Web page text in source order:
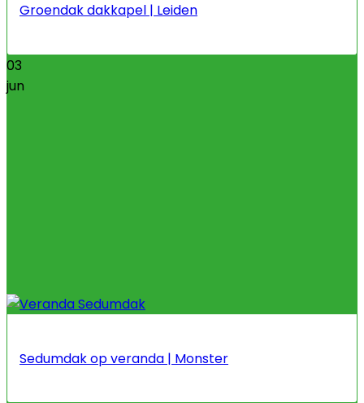
Groendak dakkapel | Leiden
03
jun
Sedumdak op veranda | Monster